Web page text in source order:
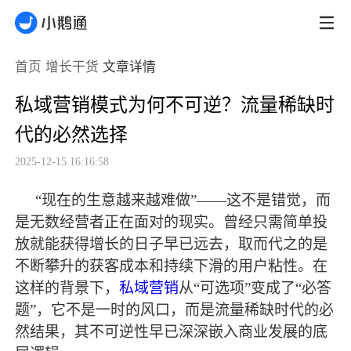
首页 增长干货 文章详情
私域营销模式为何不可逆？流量稀缺时
代的必然选择
2025-12-15 16:16:58
“现在的生意越来越难做”——这不是错觉，而
是无数经营者正在面对的现实。曾经只需简单投
放就能获得增长的日子早已远去，取而代之的是
不断攀升的获客成本和持续下滑的用户粘性。在
这样的背景下，私域营销从“可选项”变成了“必答
题”，它不是一时的风口，而是流量稀缺时代的必
然结果，其不可逆性早已深深嵌入商业发展的底